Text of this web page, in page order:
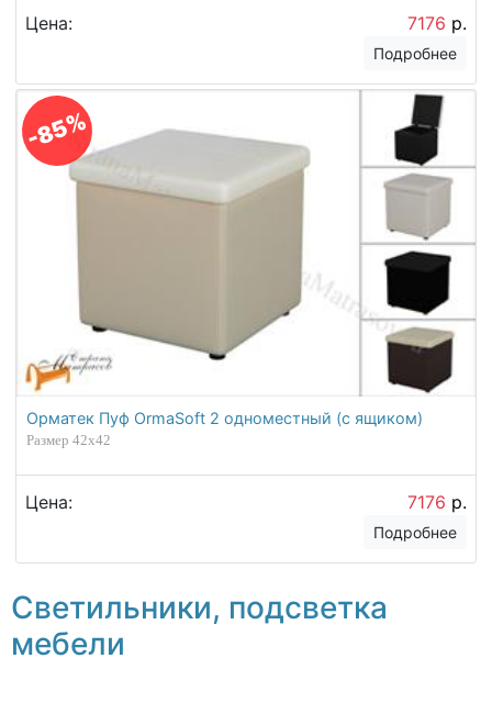
Цена: 7176 р.
Подробнее
-85%
Орматек Пуф OrmaSoft 2 одноместный (с ящиком)
Размер 42х42
Цена: 7176 р.
Подробнее
Светильники, подсветка
мебели